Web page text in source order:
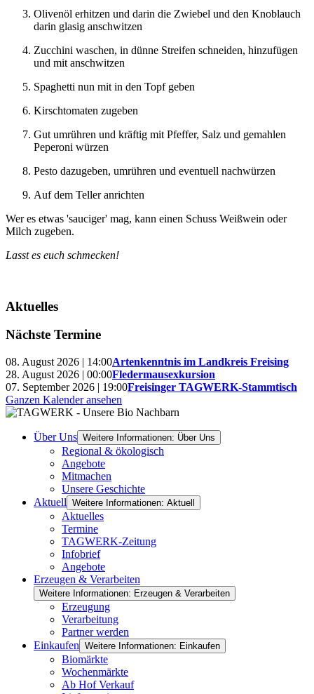
Olivenöl erhitzen und darin die Zwiebel und den Knoblauch
darin glasig anschwitzen
Zucchini waschen, in dünne Streifen schneiden, hinzufügen
und mit anschwitzen
Spaghetti nun mit in den Topf geben
Kirschtomaten zugeben
Gut umrühren und kräftig mit Pfeffer, Salz und gemahlen
Peperoni würzen
Pesto dazugeben, umrühren und eventuell nachwürzen
Auf dem Teller anrichten
Wer es etwas 'sauciger' mag, kann einen Schuss Weißwein oder
Milch zugeben.
Lasst es euch schmecken!
Aktuelles
Nächste Termine
08. August 2026 | 14:00Artenkenntnis im Landkreis Freising
28. August 2026 | 00:00Fledermausexkursion
07. September 2026 | 19:00Freisinger TAGWERK-Stammtisch
Ganzen Kalender ansehen
Über Uns Weitere Informationen: Über Uns
Regional & ökologisch
Angebote
Mitmachen
Unsere Geschichte
Aktuell Weitere Informationen: Aktuell
Aktuelles
Termine
TAGWERK-Zeitung
Infobrief
Angebote
Erzeugen & Verarbeiten
Weitere Informationen: Erzeugen & Verarbeiten
Erzeugung
Verarbeitung
Partner werden
Einkaufen Weitere Informationen: Einkaufen
Biomärkte
Wochenmärkte
Ab Hof Verkauf